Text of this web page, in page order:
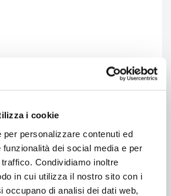
i cookie
personalizzare contenuti ed
dei social media e per
Condividiamo inoltre
in cui utilizza il nostro sito con i
occupano di analisi dei dati web,